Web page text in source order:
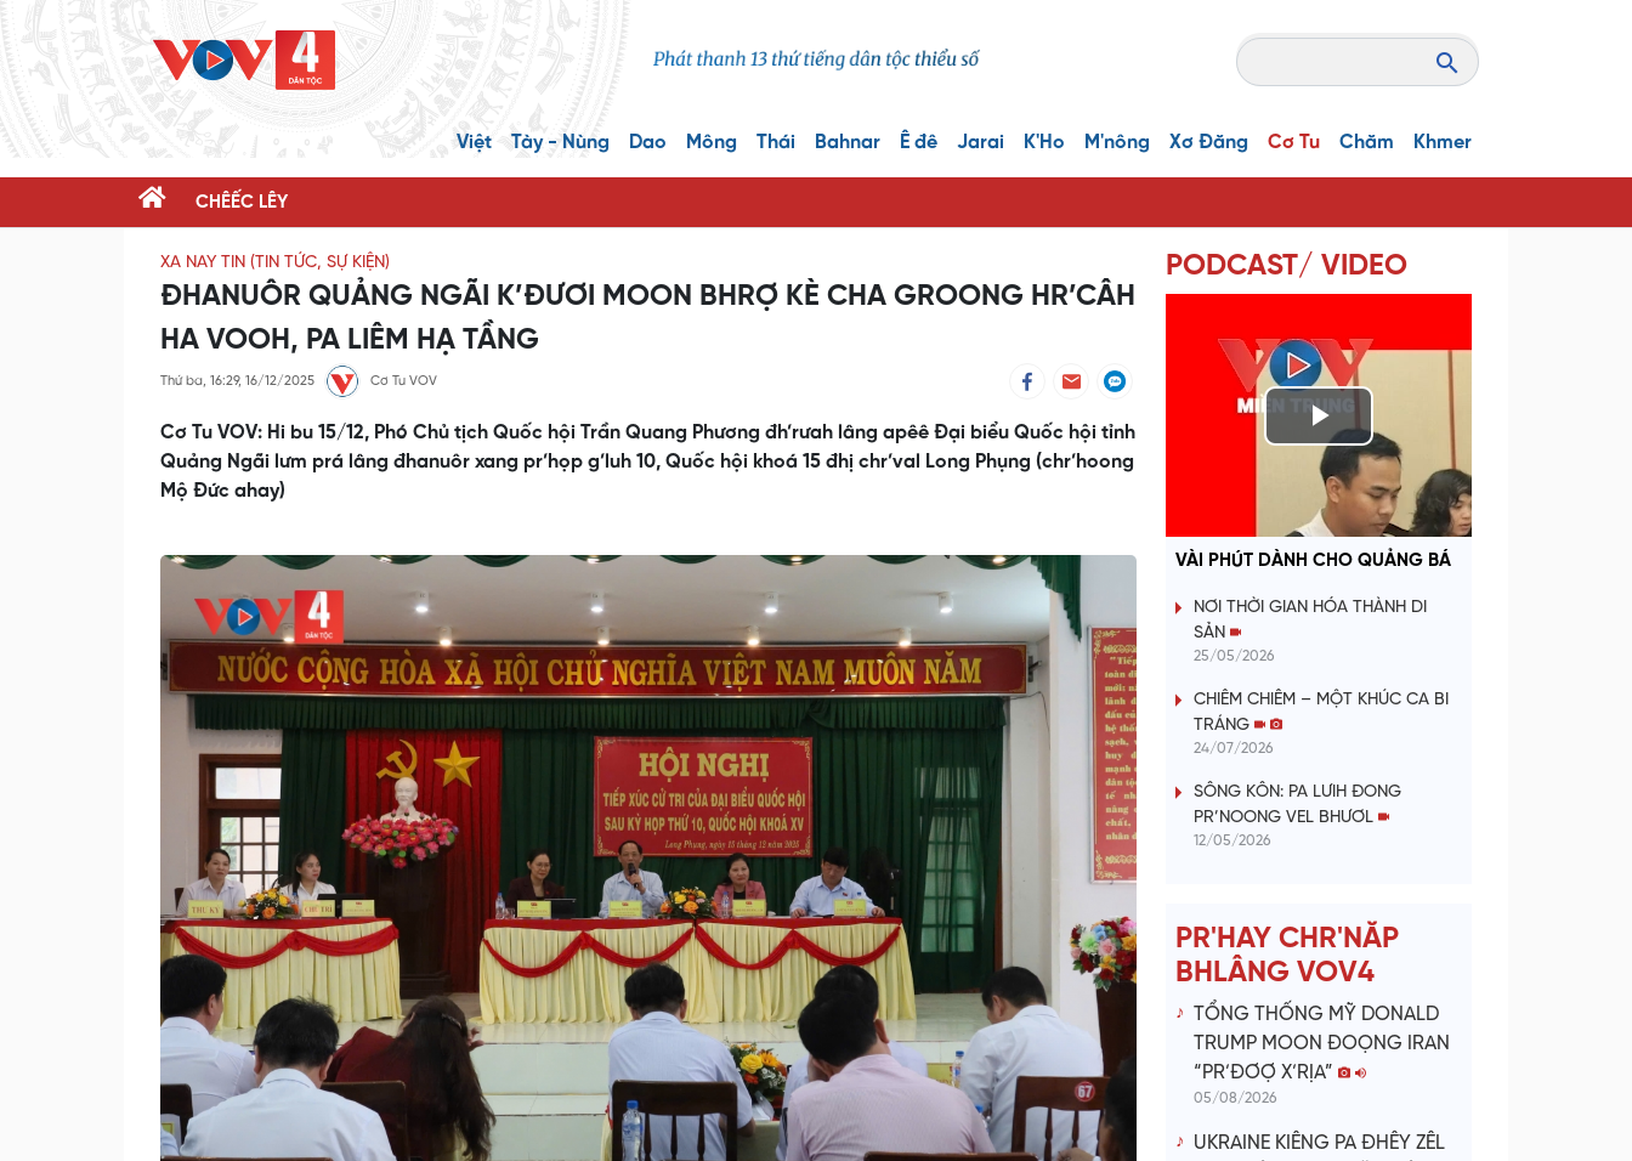
Việt Tày - Nùng Dao Mông Thái Bahnar Ê đê Jarai K'Ho M'nông Xơ Đăng Cơ Tu Chăm Khmer
CHÊẾC LÊY
XA NAY TIN (TIN TỨC, SỰ KIỆN)
ĐHANUÔR QUẢNG NGÃI K’ĐƯƠI MOON BHRỢ KÈ CHA GROONG HR’CÂH
HA VOOH, PA LIÊM HẠ TẦNG
Thứ ba, 16:29, 16/12/2025 Cơ Tu VOV
Cơ Tu VOV: Hi bu 15/12, Phó Chủ tịch Quốc hội Trần Quang Phương đh’rưah lâng apêê Đại biểu Quốc hội tỉnh
Quảng Ngãi lưm prá lâng đhanuôr xang pr’họp g’luh 10, Quốc hội khoá 15 đhị chr’val Long Phụng (chr’hoong
Mộ Đức ahay)
PODCAST/ VIDEO
P
l
a
y
i
e
VÀI PHÚT DÀNH CHO QUẢNG BÁ
NƠI THỜI GIAN HÓA THÀNH DI
SẢN
25/05/2026
CHIÊM CHIÊM – MỘT KHÚC CA BI
TRÁNG
24/07/2026
SÔNG KÔN: PA LƯIH ĐONG
PR’NOONG VEL BHƯƠL
12/05/2026
PR'HAY CHR'NĂP
BHLÂNG VOV4
TỔNG THỐNG MỸ DONALD
TRUMP MOON ĐOỌNG IRAN
“PR’ĐƠỢ X’RỊA”
05/08/2026
UKRAINE KIÊNG PA ĐHÊY ZÊL